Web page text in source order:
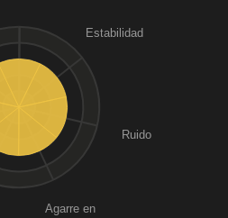
Estabilidad
Ruido
Agarre en